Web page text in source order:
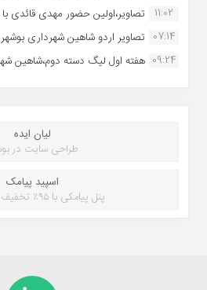
11:02
تصاویر،اولین حضور مهدی قائدی
07:14 تصاویر اردو شاهین شهرداری
09:24 هفته اول لیگ دسته دوم،شاهین
لیان ایده
طراحی سایت در
اسپید پیامک
پنل پیامکی با ۹۵٪ تخفیف خرید پنل